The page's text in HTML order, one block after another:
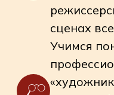
А
Экскурсии за кулисы
Узнать, как рождается
декорации и его герои
Встречи со звездными
Поговорить с теми, кто